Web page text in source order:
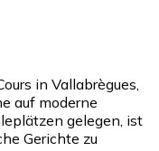
in Vallabrègues,
auf moderne
gelegen, ist
Gerichte zu